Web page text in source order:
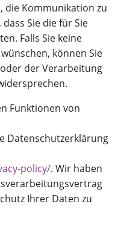
die Kommunikation zu
Sie die für Sie
Falls Sie keine
können Sie
der Verarbeitung
Funktionen von
Datenschutzerklärung
policy/. Wir haben
Ihrer Daten zu